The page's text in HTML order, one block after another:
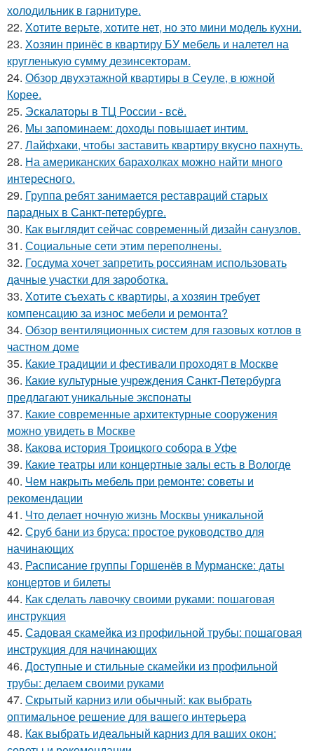
холодильник в гарнитуре.
22. Хотите верьте, хотите нет, но это мини модель кухни.
23. Хозяин принёс в квартиру БУ мебель и налетел на
кругленькую сумму дезинсекторам.
24. Обзор двухэтажной квартиры в Сеуле, в южной
Корее.
25. Эскалаторы в ТЦ России - всё.
26. Мы запоминаем: доходы повышает интим.
27. Лайфхаки, чтобы заставить квартиру вкусно пахнуть.
28. На американских барахолках можно найти много
интересного.
29. Группа ребят занимается реставраций старых
парадных в Санкт-петербурге.
30. Как выглядит сейчас современный дизайн санузлов.
31. Социальные сети этим переполнены.
32. Госдума хочет запретить россиянам использовать
дачные участки для зароботка.
33. Хотите съехать с квартиры, а хозяин требует
компенсацию за износ мебели и ремонта?
34. Обзор вентиляционных систем для газовых котлов в
частном доме
35. Какие традиции и фестивали проходят в Москве
36. Какие культурные учреждения Санкт-Петербурга
предлагают уникальные экспонаты
37. Какие современные архитектурные сооружения
можно увидеть в Москве
38. Какова история Троицкого собора в Уфе
39. Какие театры или концертные залы есть в Вологде
40. Чем накрыть мебель при ремонте: советы и
рекомендации
41. Что делает ночную жизнь Москвы уникальной
42. Сруб бани из бруса: простое руководство для
начинающих
43. Расписание группы Горшенёв в Мурманске: даты
концертов и билеты
44. Как сделать лавочку своими руками: пошаговая
инструкция
45. Садовая скамейка из профильной трубы: пошаговая
инструкция для начинающих
46. Доступные и стильные скамейки из профильной
трубы: делаем своими руками
47. Скрытый карниз или обычный: как выбрать
оптимальное решение для вашего интерьера
48. Как выбрать идеальный карниз для ваших окон: